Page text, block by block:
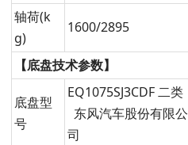
轴荷(k
g)
1600/2895
【底盘技术参数】
底盘型
号
EQ1075SJ3CDF 二类
东风汽车股份有限公
司